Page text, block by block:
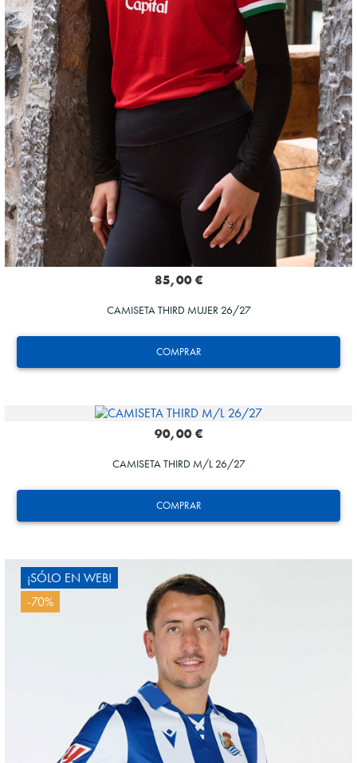
COMPRAR
85,00 €
CAMISETA THIRD MUJER 26/27
COMPRAR
HERRERA
12
90,00 €
CAMISETA THIRD M/L 26/27
HERRERA
12
¡SÓLO EN WEB!
-70%